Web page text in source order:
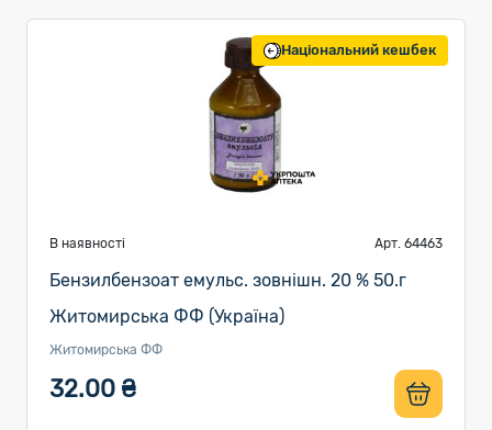
Національний кешбек
В наявності Арт. 64463
Бензилбензоат емульс. зовнішн. 20 % 50.г
Житомирська ФФ (Україна)
Житомирська ФФ
32.00 ₴